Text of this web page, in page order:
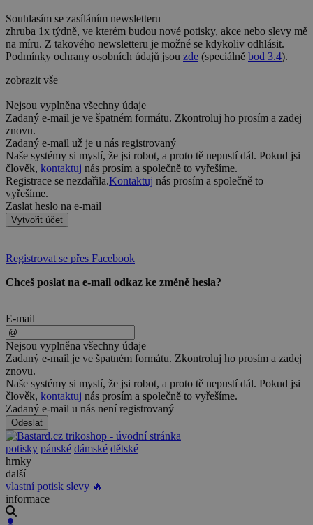
Souhlasím se zasíláním newsletteru
zhruba 1x týdně, ve kterém budou nové potisky, akce nebo slevy mě
na míru. Z takového newsletteru je možné se kdykoliv odhlásit.
Podmínky ochrany osobních údajů jsou zde (speciálně bod 3.4).
zobrazit vše
Nejsou vyplněna všechny údaje
Zadaný e-mail je ve špatném formátu. Zkontroluj ho prosím a zadej
znovu.
Zadaný e-mail už je u nás registrovaný
Naše systémy si myslí, že jsi robot, a proto tě nepustí dál. Pokud jsi
člověk, kontaktuj nás prosím a společně to vyřešíme.
Registrace se nezdařila.Kontaktuj nás prosím a společně to
vyřešíme.
Zaslat heslo na e-mail
Vytvořit účet
Registrovat se přes Facebook
Chceš poslat na e-mail odkaz ke změně hesla?
E-mail
Nejsou vyplněna všechny údaje
Zadaný e-mail je ve špatném formátu. Zkontroluj ho prosím a zadej
znovu.
Naše systémy si myslí, že jsi robot, a proto tě nepustí dál. Pokud jsi
člověk, kontaktuj nás prosím a společně to vyřešíme.
Zadaný e-mail u nás není registrovaný
Odeslat
potisky pánské dámské dětské
hrnky
další
vlastní potisk slevy 🔥
informace